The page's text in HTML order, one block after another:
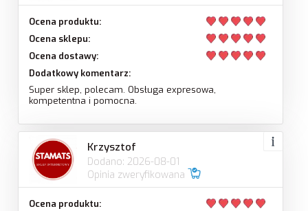
Ocena produktu:
Ocena sklepu:
Ocena dostawy:
Dodatkowy komentarz:
Super sklep, polecam. Obsługa expresowa,
kompetentna i pomocna.
Krzysztof
Dodano: 2026-08-01
Opinia zweryfikowana
Ocena produktu: